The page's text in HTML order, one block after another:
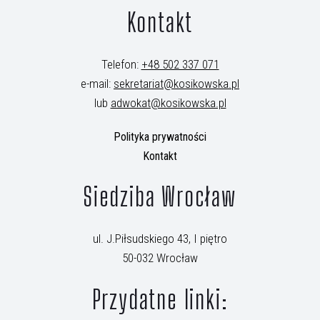
Kontakt
Telefon: +48 502 337 071
e-mail: sekretariat@kosikowska.pl
lub adwokat@kosikowska.pl
Polityka prywatności
Kontakt
Siedziba Wrocław
ul. J.Piłsudskiego 43, I piętro
50-032 Wrocław
Przydatne linki: